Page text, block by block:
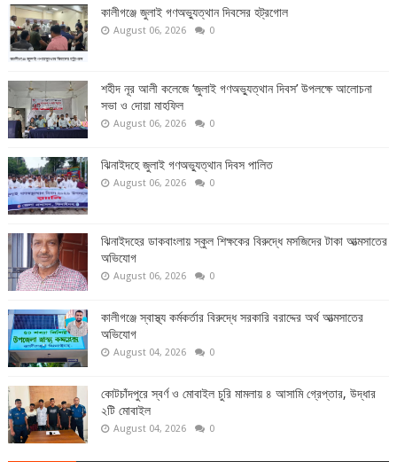
কালীগঞ্জে জুলাই গণঅভ্যুত্থান দিবসের হট্রগোল
August 06, 2026 0
শহীদ নূর আলী কলেজে ‘জুলাই গণঅভ্যুত্থান দিবস’ উপলক্ষে আলোচনা
সভা ও দোয়া মাহফিল
August 06, 2026 0
ঝিনাইদহে জুলাই গণঅভ্যুত্থান দিবস পালিত
August 06, 2026 0
ঝিনাইদহের ডাকবাংলায় স্কুল শিক্ষকের বিরুদ্ধে মসজিদের টাকা আত্মসাতের
অভিযোগ
August 06, 2026 0
কালীগঞ্জে স্বাস্থ্য কর্মকর্তার বিরুদ্ধে সরকারি বরাদ্দের অর্থ আত্মসাতের
অভিযোগ
August 04, 2026 0
কোটচাঁদপুরে স্বর্ণ ও মোবাইল চুরি মামলায় ৪ আসামি গ্রেপ্তার, উদ্ধার
২টি মোবাইল
August 04, 2026 0